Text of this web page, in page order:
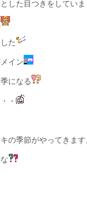
した目つきをしてい
た
イン
になる
・
の季節がやってきます